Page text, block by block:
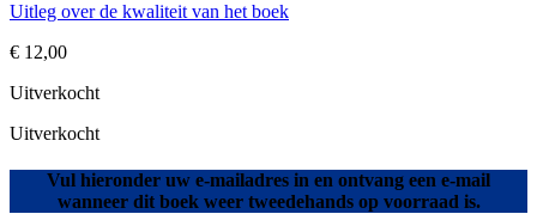
Uitleg over de kwaliteit van het boek
€ 12,00
Uitverkocht
Uitverkocht
Vul hieronder uw e-mailadres in en ontvang een e-mail
wanneer dit boek weer tweedehands op voorraad is.